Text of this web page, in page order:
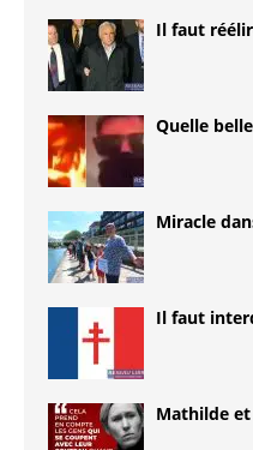
Il faut
Quelle
Miracle
Il faut
Mathilde